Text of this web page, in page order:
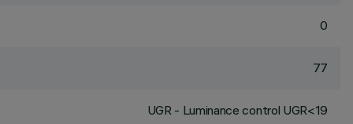
0
77
UGR - Luminance control UGR<19